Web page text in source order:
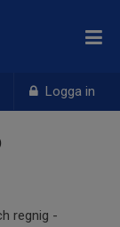
Logga in
regnig -